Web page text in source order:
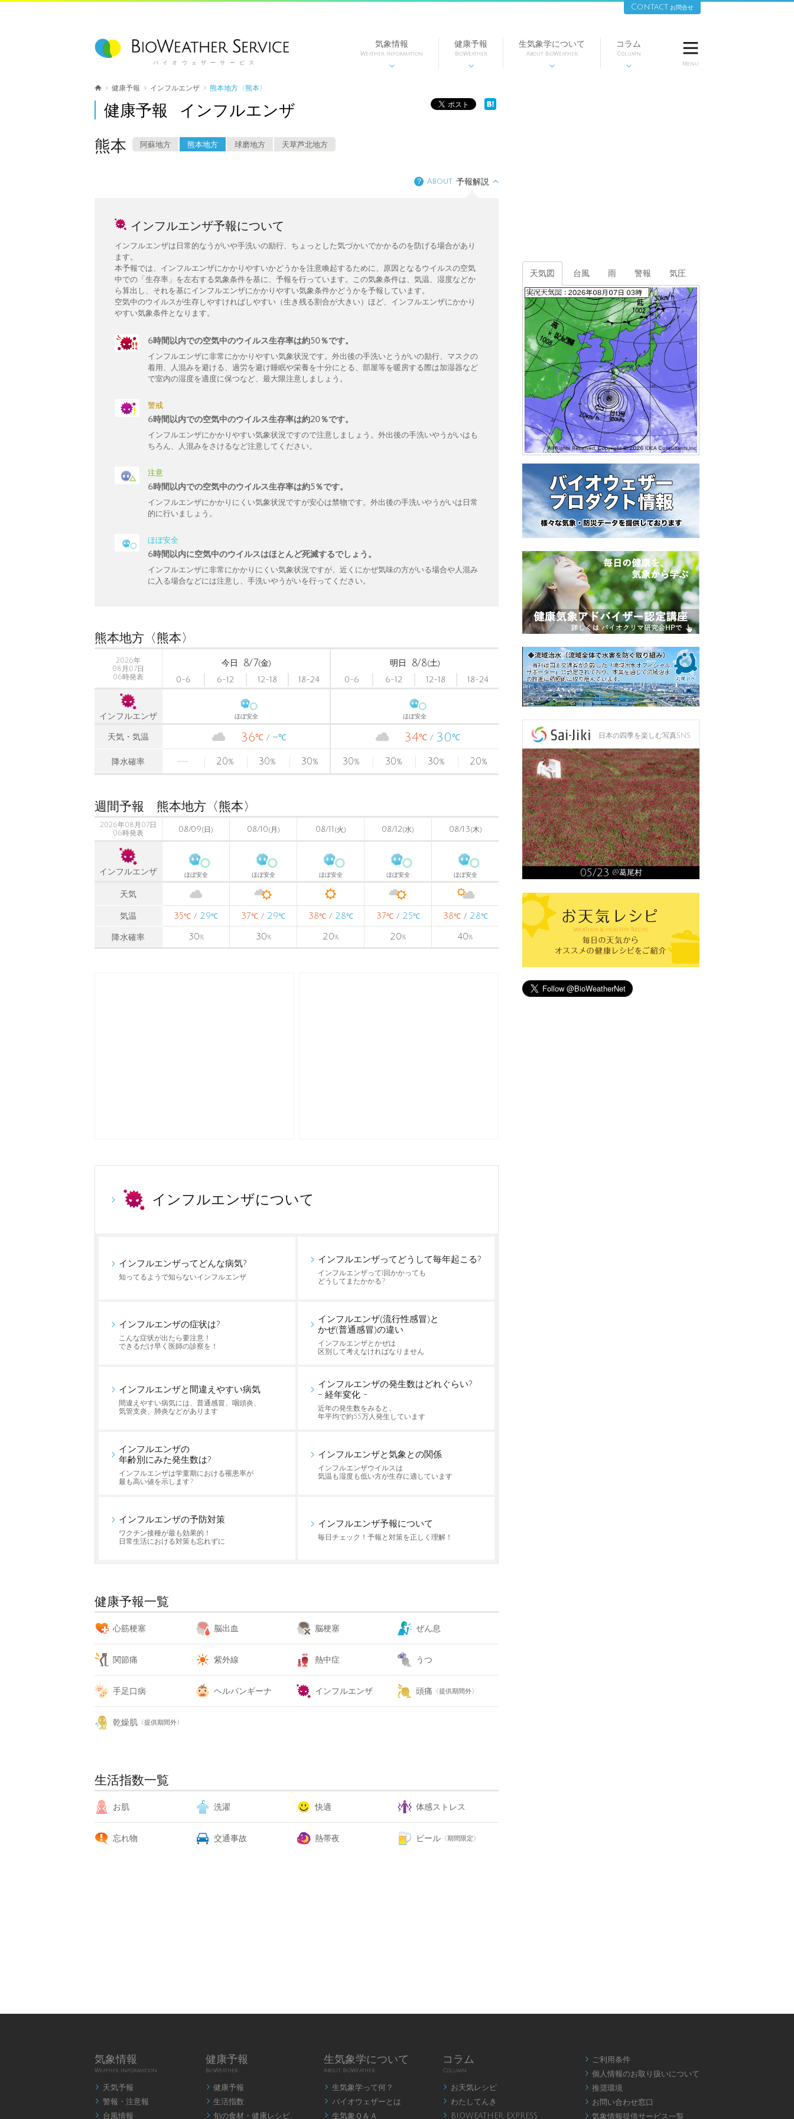
バイオウェザーサービス
気象情報
Weather Information

健康予報
BioWeather

生気象学について
About BioWeather

コラム
Column


Menu
健康予報 インフルエンザ 熊本地方〈熊本〉
健康予報 インフルエンザ
熊本 阿蘇地方 熊本地方 球磨地方 天草芦北地方
？ About 予報解説
インフルエンザ予報について
インフルエンザは日常的なうがいや手洗いの励行、ちょっとした気づかいでかかるのを防げる場合があり
ます。
本予報では、インフルエンザにかかりやすいかどうかを注意喚起するために、原因となるウイルスの空気
中での「生存率」を左右する気象条件を基に、予報を行っています。この気象条件は、気温、湿度などか
ら算出し、それを基にインフルエンザにかかりやすい気象条件かどうかを予報しています。
空気中のウイルスが生存しやすければしやすい（生き残る割合が大きい）ほど、インフルエンザにかかり
やすい気象条件となります。
6時間以内での空気中のウイルス生存率は約50％です。
インフルエンザに非常にかかりやすい気象状況です。外出後の手洗いとうがいの励行、マスクの
着用、人混みを避ける、過労を避け睡眠や栄養を十分にとる、部屋等を暖房する際は加湿器など
で室内の湿度を適度に保つなど、最大限注意しましょう。
警戒
6時間以内での空気中のウイルス生存率は約20％です。
インフルエンザにかかりやすい気象状況ですので注意しましょう。外出後の手洗いやうがいはも
ちろん、人混みをさけるなど注意してください。
注意
6時間以内での空気中のウイルス生存率は約5％です。
インフルエンザにかかりにくい気象状況ですが安心は禁物です。外出後の手洗いやうがいは日常
的に行いましょう。
ほぼ安全
6時間以内に空気中のウイルスはほとんど死滅するでしょう。
インフルエンザに非常にかかりにくい気象状況ですが、近くにかぜ気味の方がいる場合や人混み
に入る場合などには注意し、手洗いやうがいを行ってください。
熊本地方〈熊本〉
2026年
08月07日
06時発表
今日 8/7(金)
0-6
6-12 12-18 18-24
明日 8/8(土)
0-6
6-12 12-18 18-24
インフルエンザ ほぼ安全 ほぼ安全
天気・気温 36℃ -℃ 34℃ 30℃
降水確率 20% 30% 30% 30% 30% 30% 20%
週間予報 熊本地方〈熊本〉
2026年08月07日
06時発表
08/09(日) 08/10(月) 08/11 (火) 08/12(水) 08/13(木)
インフルエンザ ほぼ安全 ほぼ安全 ほぼ安全 ほぼ安全 ほぼ安全
天気
気温 35℃ / 29℃ 37℃ / 29℃ 38℃/ 28℃ 37℃/ 25℃ 38℃/ 28℃
降水確率 30% 30% 20% 20% 40%
インフルエンザについて
インフルエンザってどんな病気?
知ってるようで知らないインフルエンザ
インフルエンザってどうして毎年起こる?
インフルエンザって1回かかっても
どうしてまたかかる?
インフルエンザの症状は?
こんな症状が出たら要注意！
できるだけ早く医師の診察を！
インフルエンザ(流行性感冒)と
かぜ(普通感冒)の違い
インフルエンザとかぜは
区別して考えなければなりません
インフルエンザと間違えやすい病気
間違えやすい病気には、普通感冒、咽頭炎、
気管支炎、肺炎などがあります
インフルエンザの発生数はどれぐらい?
- 経年変化 -
近年の発生数をみると、
年平均で約55万人発生しています
インフルエンザの
年齢別にみた発生数は?
インフルエンザは学童期における罹患率が
最も高い値を示します?
インフルエンザと気象との関係
インフルエンザウイルスは
気温も湿度も低い方が生存に適しています
インフルエンザの予防対策
ワクチン接種が最も効果的！
日常生活における対策も忘れずに
インフルエンザ予報について
毎日チェック！予報と対策を正しく理解！
健康予報一覧
心筋梗塞 脳出血 脳梗塞 ぜん息
関節痛 紫外線 熱中症 うつ
手足口病 ヘルパンギーナ インフルエンザ 頭痛 〈提供期間外〉
乾燥肌 〈提供期間外〉
生活指数一覧
お肌 洗濯 快適 体感ストレス
忘れ物 交通事故 熱帯夜 ビール 〈期間限定〉
天気図 台風 雨 警報 気圧
日本の四季を楽しむ写真SNS
05/23 @葛尾村
気象情報
Weather Information
 天気予報
 警報・注意報
 台風情報
健康予報
BioWeather
 健康予報
 生活指数
 旬の食材・健康レシピ
生気象学について
About BioWeather
 生気象学って何？
 バイオウェザーとは
 生気象Ｑ＆Ａ
コラム
Column
 お天気レシピ
 わたしてんき
 BIOWEATHER EXPRESS
 ご利用条件
 個人情報のお取り扱いについて
 推奨環境
 お問い合わせ窓口
 気象情報提供サービス一覧
Contact お問合せ